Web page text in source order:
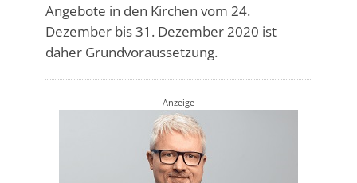
Angebote in den Kirchen vom 24.
Dezember bis 31. Dezember 2020 ist
daher Grundvoraussetzung.
Anzeige